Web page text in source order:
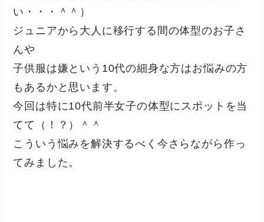
い・・・＾＾）
ジュニアから大人に移行する間の体型のお子さ
んや
子供服は嫌という10代の細身な方はお悩みの方
もあるかと思います。
今回は特に10代前半女子の体型にスポットを当
てて（！？）＾＾
こういう悩みを解決するべく今さらながら作っ
てみました。